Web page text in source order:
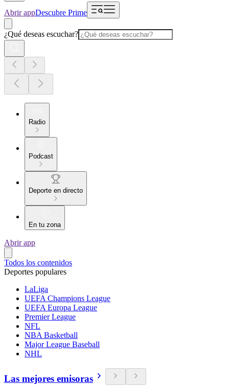
Abrir appDescubre Prime
¿Qué deseas escuchar?
Radio
Podcast
Deporte en directo
En tu zona
Abrir app
Todos los contenidos
Deportes populares
LaLiga
UEFA Champions League
UEFA Europa League
Premier League
NFL
NBA Basketball
Major League Baseball
NHL
Las mejores emisoras